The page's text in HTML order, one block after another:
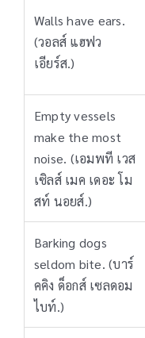
Walls have ears.
(วอลส์ แฮฟว
เอียร์ส.)
Empty vessels
make the most
noise. (เอมพที เวส
เซิลส์ เมค เดอะ โม
สท์ นอยส์.)
Barking dogs
seldom bite. (บาร์
คคิง ด็อกส์ เซลดอม
ไบท์.)